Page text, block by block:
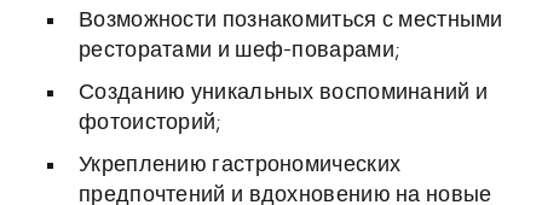
Возможности познакомиться с местными
ресторатами и шеф-поварами;
Созданию уникальных воспоминаний и
фотоисторий;
Укреплению гастрономических
предпочтений и вдохновению на новые